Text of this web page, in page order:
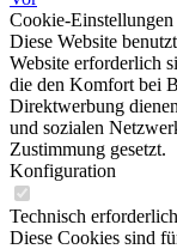
Cookie-Einstellungen
Diese Website
Website erforderlich
die den Komfort bei
Direktwerbung
und sozialen
Zustimmung gesetzt.
Konfiguration
Technisch erforderlich
Diese Cookies sind